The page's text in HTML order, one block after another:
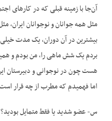
آن‌جا با زمینه قبلی که در کارهای
مثل همه جوانان و نوجوانان
بیشترین در آن دوران، یک مدت
بردم یک شش ماهی را، من بودم و
هست چون در نوجوانی و دبیرستان
اما فهمیدم که مطرب از چه قرار
س- عضو شدید یا فقط متمایل بودید؟